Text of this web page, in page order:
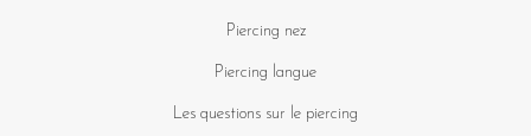
Piercing nez
Piercing langue
Les questions sur le piercing